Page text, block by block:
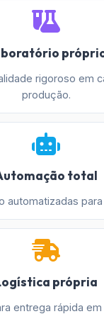
rigoroso em
produção.
total
automatizadas
própria
entrega rápida